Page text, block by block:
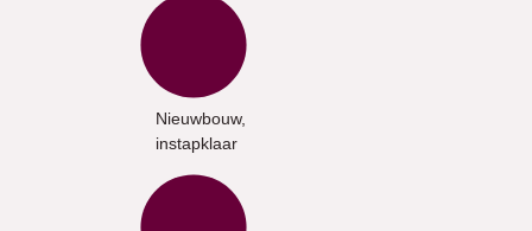
Nieuwbouw,
instapklaar